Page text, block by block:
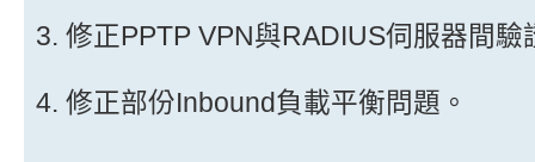
3. 修正PPTP VPN與RADIUS伺服器間驗
4. 修正部份Inbound負載平衡問題。